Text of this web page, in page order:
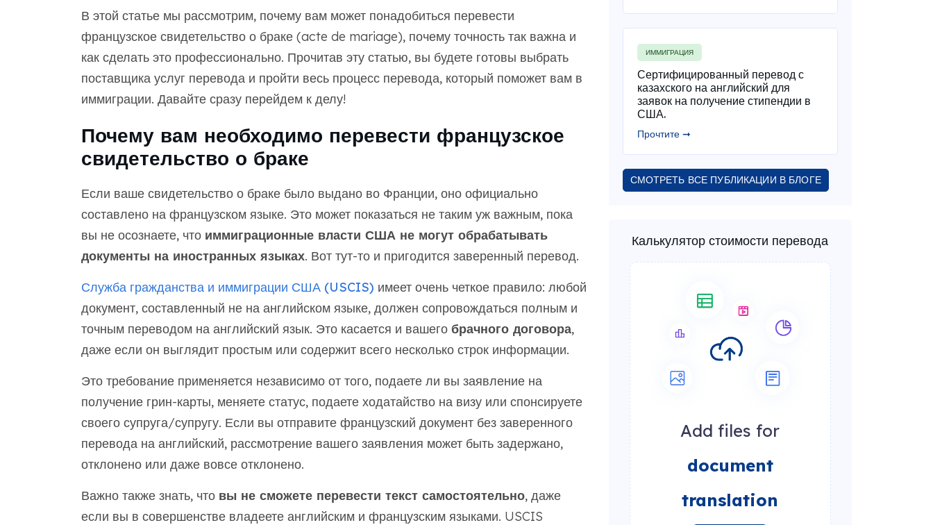
В этой статье мы рассмотрим, почему вам может понадобиться перевести
французское свидетельство о браке (acte de mariage), почему точность так важна и
как сделать это профессионально. Прочитав эту статью, вы будете готовы выбрать
поставщика услуг перевода и пройти весь процесс перевода, который поможет вам в
иммиграции. Давайте сразу перейдем к делу!
Почему вам необходимо перевести французское
свидетельство о браке
Если ваше свидетельство о браке было выдано во Франции, оно официально
составлено на французском языке. Это может показаться не таким уж важным, пока
вы не осознаете, что иммиграционные власти США не могут обрабатывать
документы на иностранных языках. Вот тут-то и пригодится заверенный перевод.
Служба гражданства и иммиграции США (USCIS) имеет очень четкое правило: любой
документ, составленный не на английском языке, должен сопровождаться полным и
точным переводом на английский язык. Это касается и вашего брачного договора,
даже если он выглядит простым или содержит всего несколько строк информации.
Это требование применяется независимо от того, подаете ли вы заявление на
получение грин-карты, меняете статус, подаете ходатайство на визу или спонсируете
своего супруга/супругу. Если вы отправите французский документ без заверенного
перевода на английский, рассмотрение вашего заявления может быть задержано,
отклонено или даже вовсе отклонено.
Важно также знать, что вы не сможете перевести текст самостоятельно, даже
если вы в совершенстве владеете английским и французским языками. USCIS
ИММИГРАЦИЯ
Сертифицированный перевод с
казахского на английский для
заявок на получение стипендии в
США.
Прочтите ➞
СМОТРЕТЬ ВСЕ ПУБЛИКАЦИИ В БЛОГЕ
Калькулятор стоимости перевода
Add files for
document
translation